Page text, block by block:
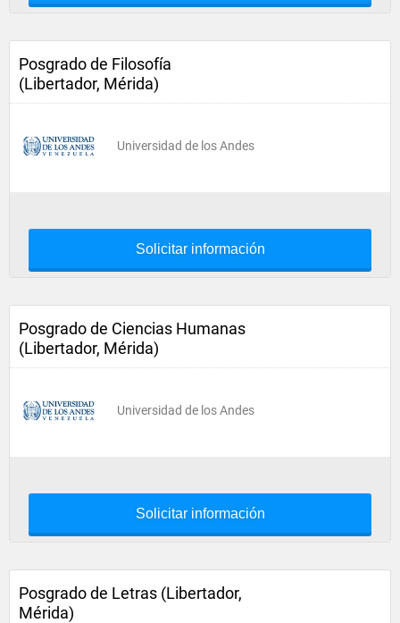
Posgrado de Filosofía
(Libertador, Mérida)
Universidad de los Andes
Solicitar información
Posgrado de Ciencias Humanas
(Libertador, Mérida)
Universidad de los Andes
Solicitar información
Posgrado de Letras (Libertador,
Mérida)